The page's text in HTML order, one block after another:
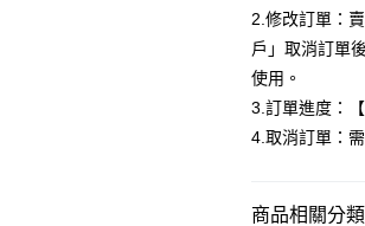
【「AFTEE先
１．於結帳方
付」結帳頁面，
２．訂單成立數
３．收到繳費通
／ATM／網路
※ 交易是否成功
全家取貨付款
每筆NT$80，
付款後全家取貨
每筆NT$80，
2.修改訂單：
戶」取消訂單
使用。
3.訂單進度：
4.取消訂單：
商品相關分